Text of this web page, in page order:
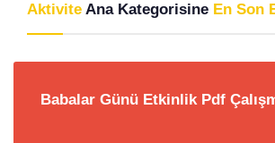
Aktivite Ana Kategorisine En Son
Babalar Günü Etkinlik Pdf